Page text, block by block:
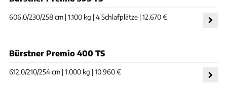
606,0/230/258 cm | 1.100 kg | 4 Schlafplätze | 12.670 €
Bürstner Premio 400 TS
612,0/210/254 cm | 1.000 kg | 10.960 €